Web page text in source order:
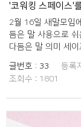
'코워킹 스페이스'
2월 16일 새말모임
듬은 말 사용으로
다듬은 말 의미 세
(coworking space)
사람들이 모여 의견
공간.
글번호 : 33 등록
조회수 : 1801